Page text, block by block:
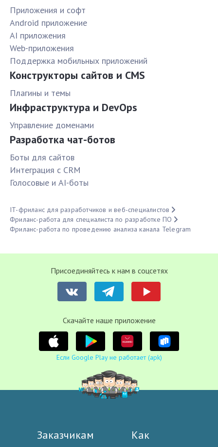
Приложения и софт
Android приложение
AI приложения
Web-приложения
Поддержка мобильных приложений
Конструкторы сайтов и CMS
Плагины и темы
Инфраструктура и DevOps
Управление доменами
Разработка чат-ботов
Боты для сайтов
Интеграция с CRM
Голосовые и AI-боты
IT-фриланс для разработчиков и веб-специалистов
Фриланс-работа для специалиста по разработке ПО
Фриланс-работа по проведению анализа канала Telegram
Присоединяйтесь к нам в соцсетях
Cкачайте наше приложение
Если Google Play не работает (apk)
Заказчикам
Как